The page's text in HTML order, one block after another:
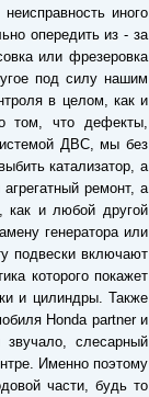
иного
опередить из - за
или фрезеровка
под силу нашим
в целом, как и
том, что дефекты,
ДВС, мы без
катализатор, а
ремонт, а
и любой другой
генератора или
подвески включают
которого покажет
и цилиндры. Также
Honda partner и
слесарный
Именно поэтому
части, будь то